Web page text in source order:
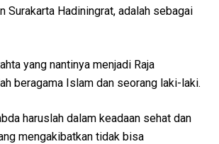
Surakarta Hadiningrat, adalah sebagai
yang nantinya menjadi Raja
beragama Islam dan seorang laki-laki.
haruslah dalam keadaan sehat dan
mengakibatkan tidak bisa